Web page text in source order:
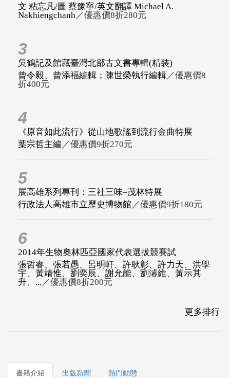
文 粘忘凡/圖 蔡豫寧/英文翻譯 Michael A.
Nakhiengchanh／優惠價8折280元
3
吳鶴記及館藏臺灣北部古文書專輯(精裝)
曾令毅、曾添福編輯；陳世榮執行編輯／優惠價8
折400元
4
《原音如此流行》從山地歌謠到流行金曲特展
葉宗哲主編 ／優惠價9折270元
5
展高雄系列專刊：三社三味–茂林特展
行政法人高雄市立歷史博物館／優惠價9折180元
6
2014年生物奧林匹亞國家代表選拔競賽試
張哲睿、張若愚、呂明軒、許耿彰、許力天、洪學
宇、黃靖惟、劉奕辰、謝允能、劉濬維、黃示其
升、... ／優惠價8折200元
更多排行
書籍介紹 出版新聞 熱門動態